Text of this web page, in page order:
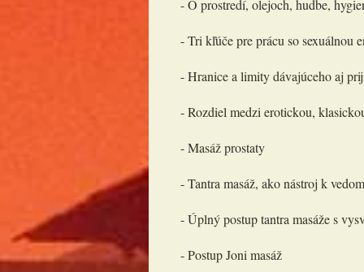
- O prostredí, olejoch, hudbe,
- Tri kľúče pre prácu so sexuálnou
- Hranice a limity dávajúceho aj
- Rozdiel medzi erotickou,
- Masáž prostaty
- Tantra masáž, ako nástroj k
- Úplný postup tantra masáže s
- Postup Joni masáž